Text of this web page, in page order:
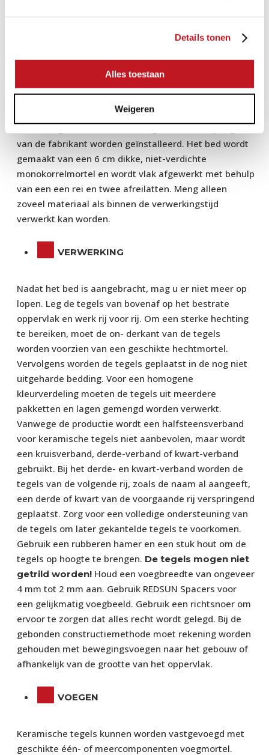
Details tonen
Alles toestaan
Weigeren
betonnen fundament om te voorkomen dat de stenen
volgens de stramienmaat (steenmaat + voegen) om
snijwerk te vermijden.
BEDDING EN COMPENSATIELAAG
van de fabrikant worden geïnstalleerd. Het bed wordt
gemaakt van een 6 cm dikke, niet-verdichte
monokorrelmortel en wordt vlak afgewerkt met behulp
van een een rei en twee afreilatten. Meng alleen
zoveel materiaal als binnen de verwerkingstijd
verwerkt kan worden.
VERWERKING
Nadat het bed is aangebracht, mag u er niet meer op
lopen. Leg de tegels van bovenaf op het bestrate
oppervlak en werk rij voor rij. Om een sterke hechting
te bereiken, moet de on- derkant van de tegels
worden voorzien van een geschikte hechtmortel.
Vervolgens worden de tegels geplaatst in de nog niet
uitgeharde bedding. Voor een homogene
kleurverdeling moeten de tegels uit meerdere
pakketten en lagen gemengd worden verwerkt.
Vanwege de productie wordt een halfsteensverband
voor keramische tegels niet aanbevolen, maar wordt
een kruisverband, derde-verband of kwart-verband
gebruikt. Bij het derde- en kwart-verband worden de
tegels van de volgende rij, zoals de naam al aangeeft,
een derde of kwart van de voorgaande rij verspringend
geplaatst. Zorg voor een volledige ondersteuning van
de tegels om later gekantelde tegels te voorkomen.
Gebruik een rubberen hamer en een stuk hout om de
tegels op hoogte te brengen. De tegels mogen niet
getrild worden! Houd een voegbreedte van ongeveer
4 mm tot 2 mm aan. Gebruik REDSUN Spacers voor
een gelijkmatig voegbeeld. Gebruik een richtsnoer om
ervoor te zorgen dat alles recht wordt gelegd. Bij de
gebonden constructiemethode moet rekening worden
gehouden met bewegingsvoegen naar het gebouw of
afhankelijk van de grootte van het oppervlak.
VOEGEN
Keramische tegels kunnen worden vastgevoegd met
geschikte één- of meercomponenten voegmortel.